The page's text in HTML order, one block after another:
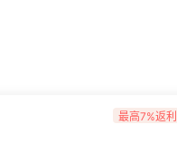
最高7%返利